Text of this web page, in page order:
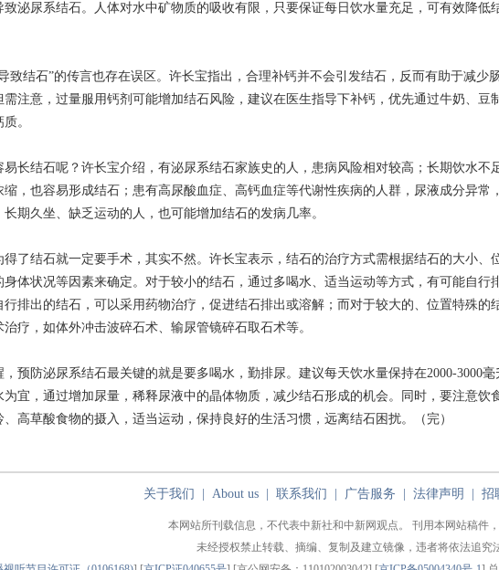
致泌尿系结石。人体对水中矿物质的吸收有限，只要保证每日饮水量充足，可有效降低
结石”的传言也存在误区。许长宝指出，合理补钙并不会引发结石，反而有助于减少
需注意，过量服用钙剂可能增加结石风险，建议在医生指导下补钙，优先通过牛奶、豆
。
结石呢？许长宝介绍，有泌尿系结石家族史的人，患病风险相对较高；长期饮水不
缩，也容易形成结石；患有高尿酸血症、高钙血症等代谢性疾病的人群，尿液成分异常
期久坐、缺乏运动的人，也可能增加结石的发病几率。
结石就一定要手术，其实不然。许长宝表示，结石的治疗方式需根据结石的大小、位
身体状况等因素来确定。对于较小的结石，通过多喝水、适当运动等方式，有可能自行
排出的结石，可以采用药物治疗，促进结石排出或溶解；而对于较大的、位置特殊的
疗，如体外冲击波碎石术、输尿管镜碎石取石术等。
防泌尿系结石最关键的就是要多喝水，勤排尿。建议每天饮水量保持在2000-3000毫
为宜，通过增加尿量，稀释尿液中的晶体物质，减少结石形成的机会。同时，要注意饮
高草酸食物的摄入，适当运动，保持良好的生活习惯，远离结石困扰。（完）
关于我们 About us| 联系我们 广告服务 法律声明 招
本网站所刊载信息，不代表中新社和中新网观点。 刊用本网站稿件，
未经授权禁止转载、摘编、复制及建立镜像，违者将依法追究